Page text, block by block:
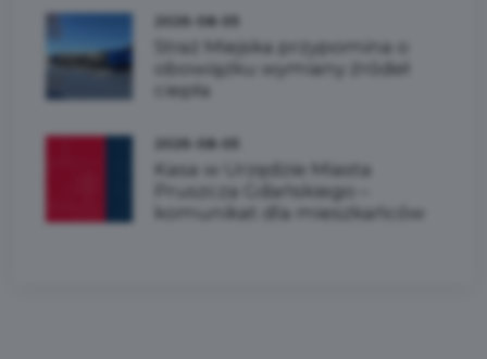
2026-08-05
Straż Miejska przypomina o
obowiązku wymiany źródeł
ciepła
2026-08-05
Kasa w Urzędzie Miasta
Pruszcza Gdańskiego –
komunikat dla mieszkańców